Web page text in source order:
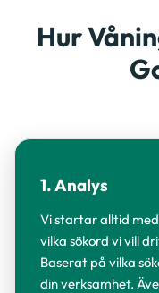
Hur
1. Analys
Vi startar alltid
vilka sökord vi vill
Baserat på vilka
din verksamhet.